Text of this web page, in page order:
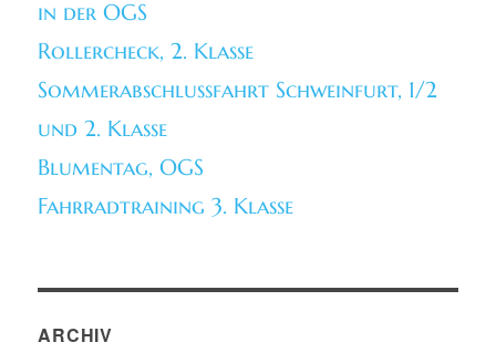
in der OGS
Rollercheck, 2. Klasse
Sommerabschlussfahrt Schweinfurt, 1/2
und 2. Klasse
Blumentag, OGS
Fahrradtraining 3. Klasse
ARCHIV